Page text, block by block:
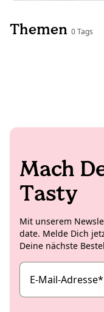
Themen 0 Tags
Mach
Tasty
Mit unserem
date. Melde Dich
Deine nächste
E-Mail-Adresse*